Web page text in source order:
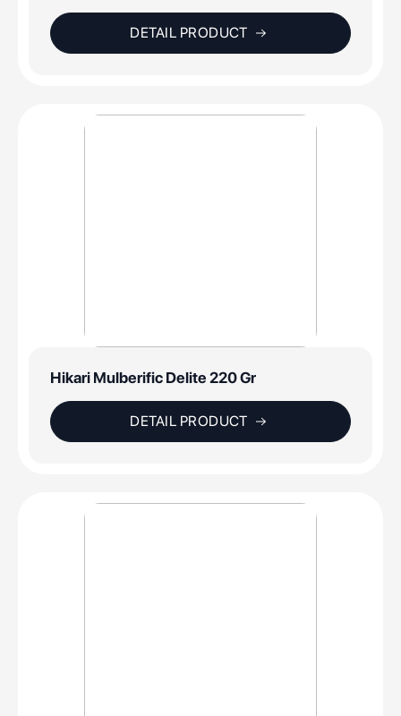
DETAIL PRODUCT
Hikari Mulberific Delite 220 Gr
DETAIL PRODUCT